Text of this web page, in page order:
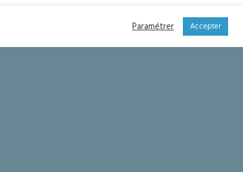
Paramétrer Accepter